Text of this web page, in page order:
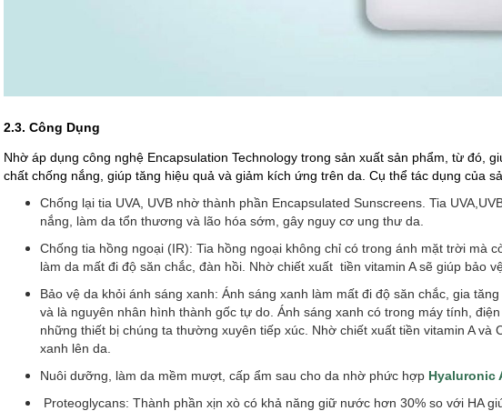
2.3. Công Dụng
Nhờ áp dụng công nghệ Encapsulation Technology trong sản xuất sản phẩm, từ đó,
chất chống nắng, giúp tăng hiệu quả và giảm kích ứng trên da. Cụ thể tác dụng của
Chống lại tia UVA, UVB nhờ thành phần Encapsulated Sunscreens. Tia
nắng, làm da tổn thương và lão hóa sớm, gây nguy cơ ung thư da.
Chống tia hồng ngoại (IR): Tia hồng ngoại không chỉ có trong ánh mặt trời mà
làm da mất đi độ săn chắc, đàn hồi. Nhờ chiết xuất tiền vitamin A sẽ giúp bảo
Bảo vệ da khỏi ánh sáng xanh: Ánh sáng xanh làm mất đi độ săn chắc, gia
và là nguyên nhân hình thành gốc tự do. Ánh sáng xanh có trong máy tính,
những thiết bị chúng ta thường xuyên tiếp xúc. Nhờ chiết xuất tiền vitamin A và
xanh lên da.
Nuôi dưỡng, làm da mềm mượt, cấp ẩm sau cho da nhờ phức hợp Hyaluronic
Proteoglycans: Thành phần xịn xò có khả năng giữ nước hơn 30% so với HA